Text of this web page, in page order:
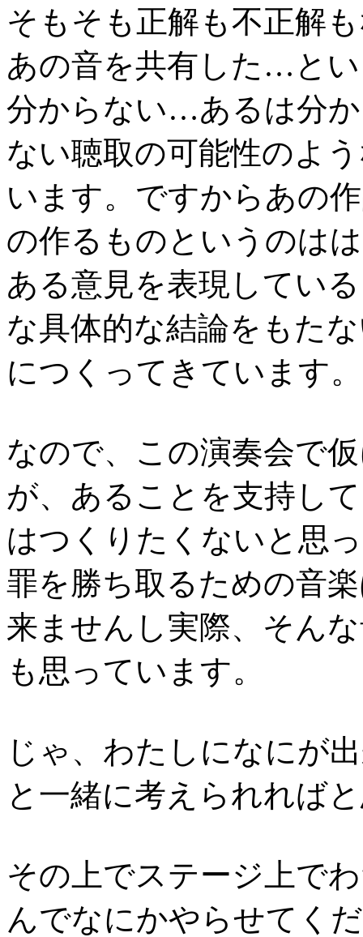
そもそも正解も不正解
あの音を共有した…と
分からない…あるは分
ない聴取の可能性のよ
います。ですからあの
の作るものというのは
ある意見を表現してい
な具体的な結論をもた
につくってきています。
なので、この演奏会で
が、あることを支持し
はつくりたくないと思
罪を勝ち取るための音
来ませんし実際、そん
も思っています。
じゃ、わたしになにが
と一緒に考えられれば
その上でステージ上で
んでなにかやらせてく